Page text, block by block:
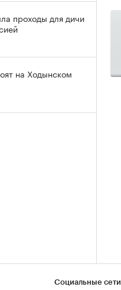
проходы для дичи
на Ходынском
Социальные сети